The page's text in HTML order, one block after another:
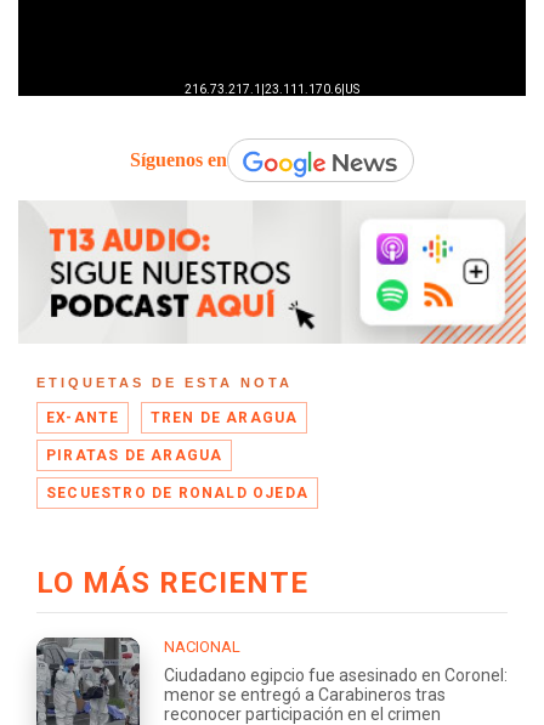
Síguenos en
ETIQUETAS DE ESTA NOTA
EX-ANTE TREN DE ARAGUA
PIRATAS DE ARAGUA
SECUESTRO DE RONALD OJEDA
LO MÁS RECIENTE
NACIONAL
Ciudadano egipcio fue asesinado en Coronel:
menor se entregó a Carabineros tras
reconocer participación en el crimen